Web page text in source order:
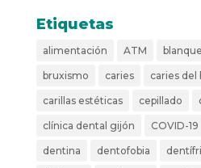
Etiquetas
alimentación ATM
bruxismo caries caries del
carillas estéticas cepillado
clínica dental gijón COVID-19
dentina dentofobia